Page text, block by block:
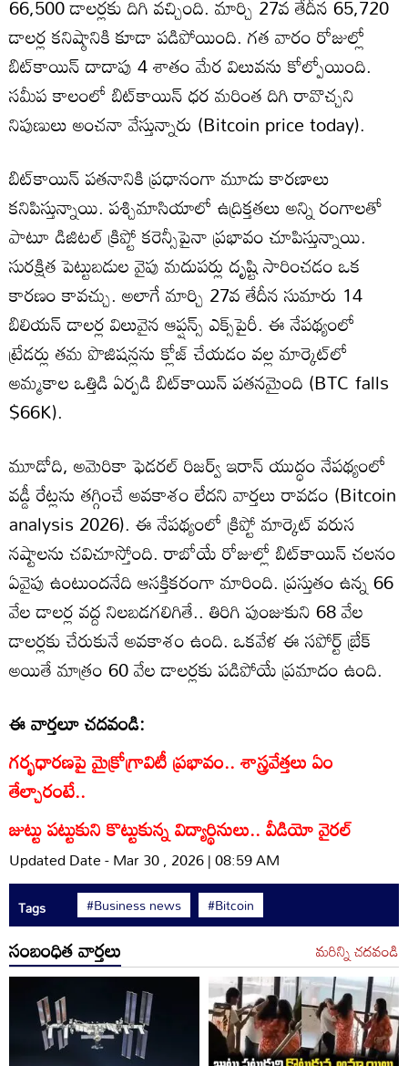
66,500 డాలర్లకు దిగి వచ్చింది. మార్చి 27వ తేదీన 65,720
డాలర్ల కనిష్ఠానికి కూడా పడిపోయింది. గత వారం రోజుల్లో
బిట్‌కాయిన్ దాదాపు 4 శాతం మేర విలువను కోల్పోయింది.
సమీప కాలంలో బిట్‌కాయిన్ ధర మరింత దిగి రావొచ్చని
నిపుణులు అంచనా వేస్తున్నారు (Bitcoin price today).
బిట్‌కాయిన్ పతనానికి ప్రధానంగా మూడు కారణాలు
కనిపిస్తున్నాయి. పశ్చిమాసియాలో ఉద్రిక్తతలు అన్ని రంగాలతో
పాటూ డిజిటల్ క్రిప్టో కరెన్సీపైనా ప్రభావం చూపిస్తున్నాయి.
సురక్షిత పెట్టుబడుల వైపు మదుపర్లు దృష్టి సారించడం ఒక
కారణం కావచ్చు. అలాగే మార్చి 27వ తేదీన సుమారు 14
బిలియన్ డాలర్ల విలువైన ఆప్షన్స్ ఎక్స్‌పైరీ. ఈ నేపథ్యంలో
ట్రేడర్లు తమ పొజిషన్లను క్లోజ్ చేయడం వల్ల మార్కెట్‌లో
అమ్మకాల ఒత్తిడి ఏర్పడి బిట్‌కాయిన్ పతనమైంది (BTC falls
$66K).
మూడోది, అమెరికా ఫెడరల్ రిజర్వ్ ఇరాన్ యుద్ధం నేపథ్యంలో
వడ్డీ రేట్లను తగ్గించే అవకాశం లేదని వార్తలు రావడం (Bitcoin
analysis 2026). ఈ నేపథ్యంలో క్రిప్టో మార్కెట్ వరుస
నష్టాలను చవిచూస్తోంది. రాబోయే రోజుల్లో బిట్‌కాయిన్ చలనం
ఏవైపు ఉంటుందనేది ఆసక్తికరంగా మారింది. ప్రస్తుతం ఉన్న 66
వేల డాలర్ల వద్ద నిలబడగలిగితే.. తిరిగి పుంజుకుని 68 వేల
డాలర్లకు చేరుకునే అవకాశం ఉంది. ఒకవేళ ఈ సపోర్ట్ బ్రేక్
అయితే మాత్రం 60 వేల డాలర్లకు పడిపోయే ప్రమాదం ఉంది.
ఈ వార్తలూ చదవండి:
గర్భధారణపై మైక్రోగ్రావిటీ ప్రభావం.. శాస్త్రవేత్తలు ఏం
తేల్చారంటే..
జుట్టు పట్టుకుని కొట్టుకున్న విద్యార్థినులు.. వీడియో వైరల్
Updated Date - Mar 30 , 2026 | 08:59 AM
Tags #Business news #Bitcoin
సంబంధిత వార్తలు మరిన్ని చదవండి